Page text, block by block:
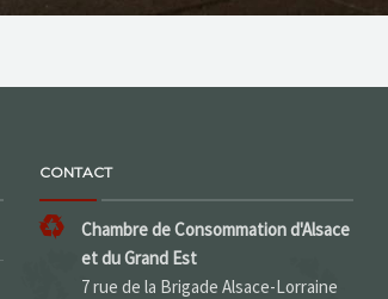
CONTACT
Chambre de Consommation d'Alsace
et du Grand Est
7 rue de la Brigade Alsace-Lorraine